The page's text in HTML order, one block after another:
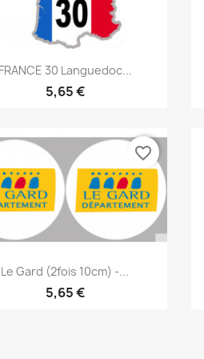
Aperçu rapide
30 Languedoc...
5,65 €
Aperçu rapide
Le Gard (2fois 10cm) -...
5,65 €
favorite_border